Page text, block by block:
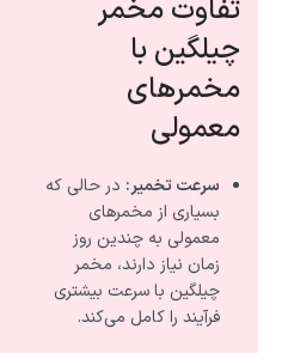
تفاوت مخمر
چیلگین با
مخمرهای
معمولی
سرعت تخمیر: در حالی که
بسیاری از مخمرهای
معمولی به چندین روز
زمان نیاز دارند، مخمر
چیلگین با سرعت بیشتری
فرآیند را کامل می‌کند.